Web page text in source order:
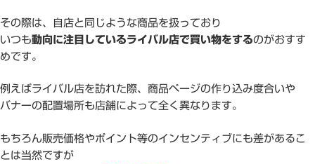
その際は、自店と同じような商品を扱っており
いつも動向に注目しているライバル店で買い物をするのがおすす
めです。
例えばライバル店を訪れた際、商品ページの作り込み度合いや
バナーの配置場所も店舗によって全く異なります。
もちろん販売価格やポイント等のインセンティブにも差があるこ
とは当然ですが